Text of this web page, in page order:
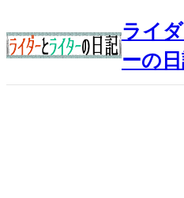
容
を
ライ
ーの